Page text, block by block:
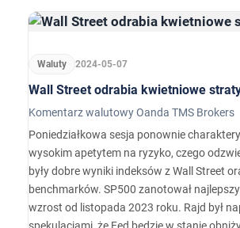
danych z rynku pracy w zeszłym tygodniu
majowej decyzji Fed.
Waluty 2024-05-07
Wall Street odrabia kwietniowe
Komentarz walutowy Oanda TMS Brokers
Poniedziałkowa sesja ponownie
wysokim apetytem na ryzyko, czego
były dobre wyniki indeksów z Wall Street
benchmarków. SP500 zanotował
wzrost od listopada 2023 roku. Rajd był